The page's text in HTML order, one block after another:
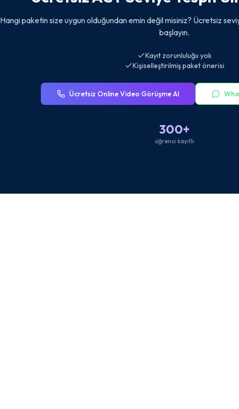
Hangi paketin size uygun olduğundan emin değil misiniz? Ücretsiz
başlayın.
Kayıt zorunluluğu yok
Kişiselleştirilmiş paket önerisi
Ücretsiz Online Video Görüşme Al
300+
öğrenci kayıtlı